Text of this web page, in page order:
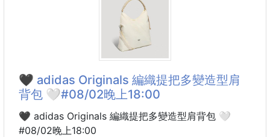
🧼 Step 01：辣木籽毛孔乾淨潔顏露50ml
💧 Step 02：刺山柑超強保濕精華水 30ml
🛡️ Step 03：積雪草安撫肌膚修護霜 15ml
🚨【行李箱直接多出一半空間？！】
✈️ 出國越玩越美的秘密被我找到了…✨
🖤 adidas Originals 編織提把多變造型肩
背包 🤍#08/02晚上18:00
🖤 adidas Originals 編織提把多變造型肩背包 🤍
#08/02晚上18:00